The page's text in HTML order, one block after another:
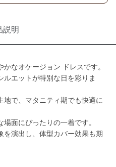
説明
なオケージョン ドレスです。
ルエットが特別な日を彩りま
地で、マタニティ期でも快適に
面にぴったりの一着です。
を演出し、体型カバー効果も期